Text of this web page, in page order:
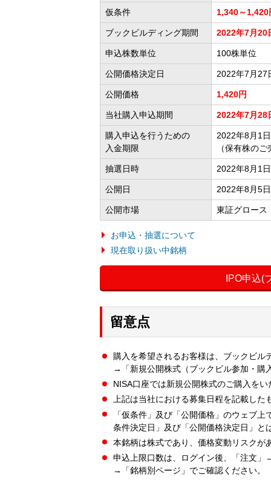
仮条件 1,340～1,420
ブックビルディング期間 2022年7月20
申込株数単位 100株単位
公開価格決定日 2022年7月27
公開価格 1,420円
当社購入申込期間 2022年7月28
購入申込を行うための
入金期限
2022年8月1
（保有株の
抽選日時 2022年8月1
公開日 2022年8月5日
公開市場 東証グロース
お申込・抽選について
現在取り扱い中銘柄
IPO申込(
留意点
購入を希望されるお客様は、ブックビ
→「新規公開株式（ブックビル参加・購
NISA口座では新規公開株式のご購入を
上記は当社における募集日程を記載した
「仮条件」及び「公開価格」のウェブ
条件決定日」及び「公開価格決定日」と
本銘柄は株式であり、価格変動リスクが
申込上限口数は、ログイン後、「注文
→「銘柄別ページ」でご確認ください。